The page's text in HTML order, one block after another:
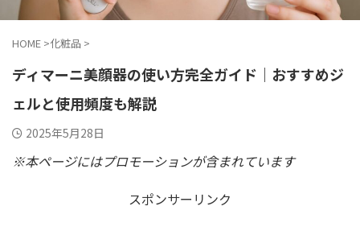
HOME >化粧品 >
ディマーニ美顔器の使い方完全ガイド｜おすすめジ
ェルと使用頻度も解説
2025年5月28日
※本ページにはプロモーションが含まれています
スポンサーリンク